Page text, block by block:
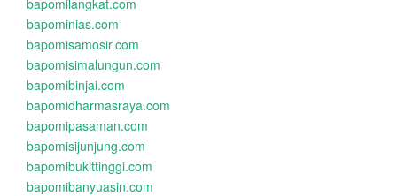
bapomilangkat.com
bapominias.com
bapomisamosir.com
bapomisimalungun.com
bapomibinjai.com
bapomidharmasraya.com
bapomipasaman.com
bapomisijunjung.com
bapomibukittinggi.com
bapomibanyuasin.com